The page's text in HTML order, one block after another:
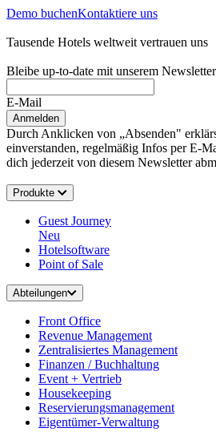
Demo buchenKontaktiere uns
Tausende Hotels weltweit vertrauen uns
Bleibe up-to-date mit unserem Newsletter
E-Mail
Anmelden
Durch Anklicken von „Absenden"
einverstanden, regelmäßig Infos per E-
dich jederzeit von diesem Newsletter
Produkte
Guest Journey
Neu
Hotelsoftware
Point of Sale
Abteilungen
Front Office
Revenue Management
Zentralisiertes Management
Finanzen / Buchhaltung
Event + Vertrieb
Housekeeping
Reservierungsmanagement
Eigentümer-Verwaltung